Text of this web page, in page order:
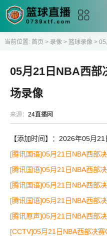
当前位置: 首页 > 录像> 篮球录像> 05
05月21日NBA西部
场录像
来源： 24直播网
【添加时间】：2026年05月
[腾讯国语]05月21日NBA西部
[腾讯国语]05月21日NBA西部
[腾讯国语]05月21日NBA西部
[腾讯国语]05月21日NBA西部
[腾讯原声]05月21日NBA西部
[CCTV]05月21日NBA西部决